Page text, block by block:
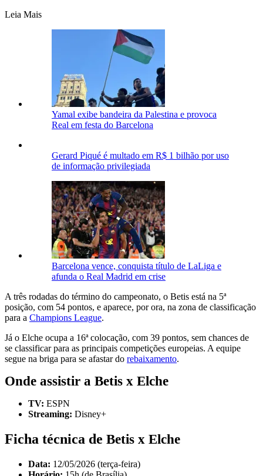
Leia Mais
Yamal exibe bandeira da Palestina e provoca
Real em festa do Barcelona
Gerard Piqué é multado em R$ 1 bilhão por uso
de informação privilegiada
Barcelona vence, conquista título de LaLiga e
afunda o Real Madrid em crise
A três rodadas do término do campeonato, o Betis está na 5ª
posição, com 54 pontos, e aparece, por ora, na zona de classificação
para a Champions League.
Já o Elche ocupa a 16ª colocação, com 39 pontos, sem chances de
se classificar para as principais competições europeias. A equipe
segue na briga para se afastar do rebaixamento.
Onde assistir a Betis x Elche
TV: ESPN
Streaming: Disney+
Ficha técnica de Betis x Elche
Data: 12/05/2026 (terça-feira)